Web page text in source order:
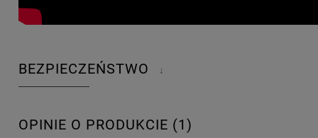
BEZPIECZEŃSTWO ↓
OPINIE O PRODUKCIE (1)